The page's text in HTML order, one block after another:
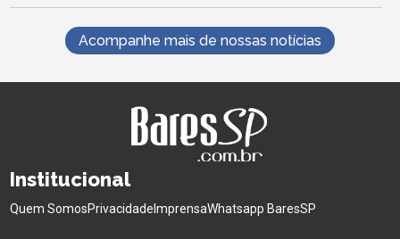
Acompanhe mais de nossas notícias
Institucional
Quem SomosPrivacidade ImprensaWhatsapp BaresSP